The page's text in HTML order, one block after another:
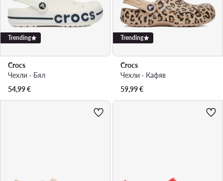
Trending
Crocs
Чехли · Бял
54,99€
Trending
Crocs
Чехли · Кафяв
59,99€